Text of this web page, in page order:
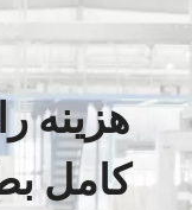
هزینه
کامل